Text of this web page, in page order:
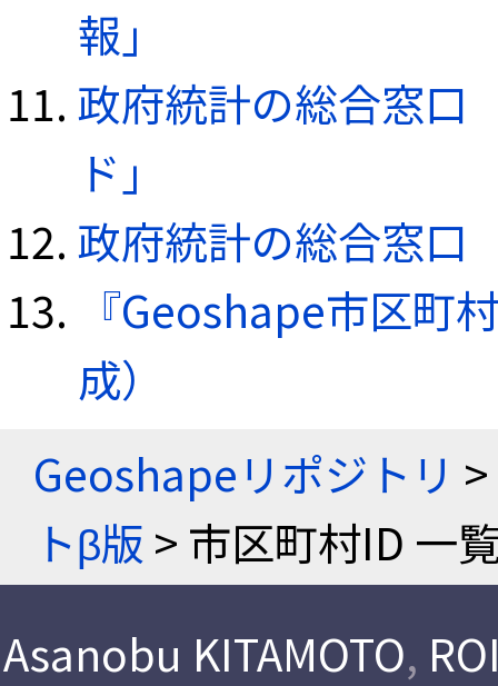
報」
政府統計の総合窓口
ド」
政府統計の総合窓口
『Geoshape市区町
成）
Geoshapeリポジトリ >
トβ版 > 市区町村ID 一
Asanobu KITAMOTO,